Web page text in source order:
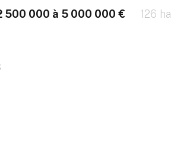
500 000 à 5 000 000 € 126 ha